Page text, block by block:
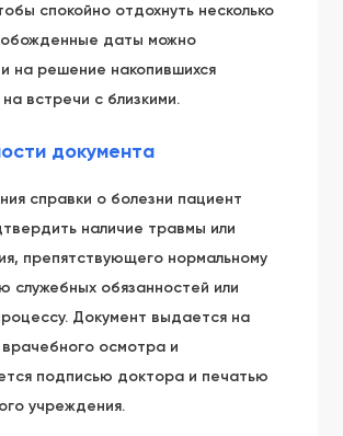
спокойно отдохнуть несколько
даты можно
на решение накопившихся
встречи с близкими.
документа
справки о болезни пациент
наличие травмы или
препятствующего нормальному
служебных обязанностей или
Документ выдается на
осмотра и
подписью доктора и печатью
учреждения.